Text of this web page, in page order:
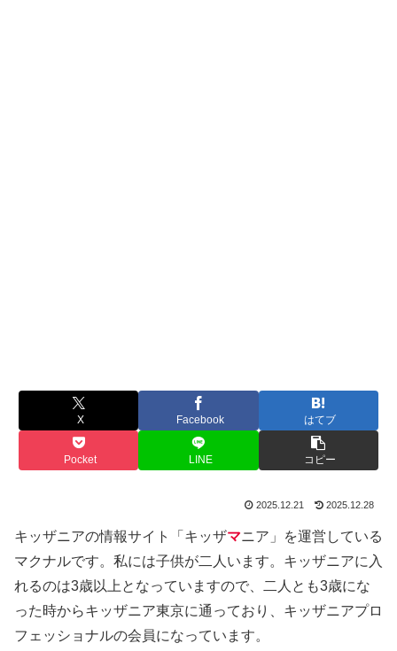
X Facebook はてブ
Pocket LINE コピー
2025.12.21 2025.12.28
キッザニアの情報サイト「キッザマニア」を運営している
マクナルです。私には子供が二人います。キッザニアに入
れるのは3歳以上となっていますので、二人とも3歳にな
った時からキッザニア東京に通っており、キッザニアプロ
フェッショナルの会員になっています。